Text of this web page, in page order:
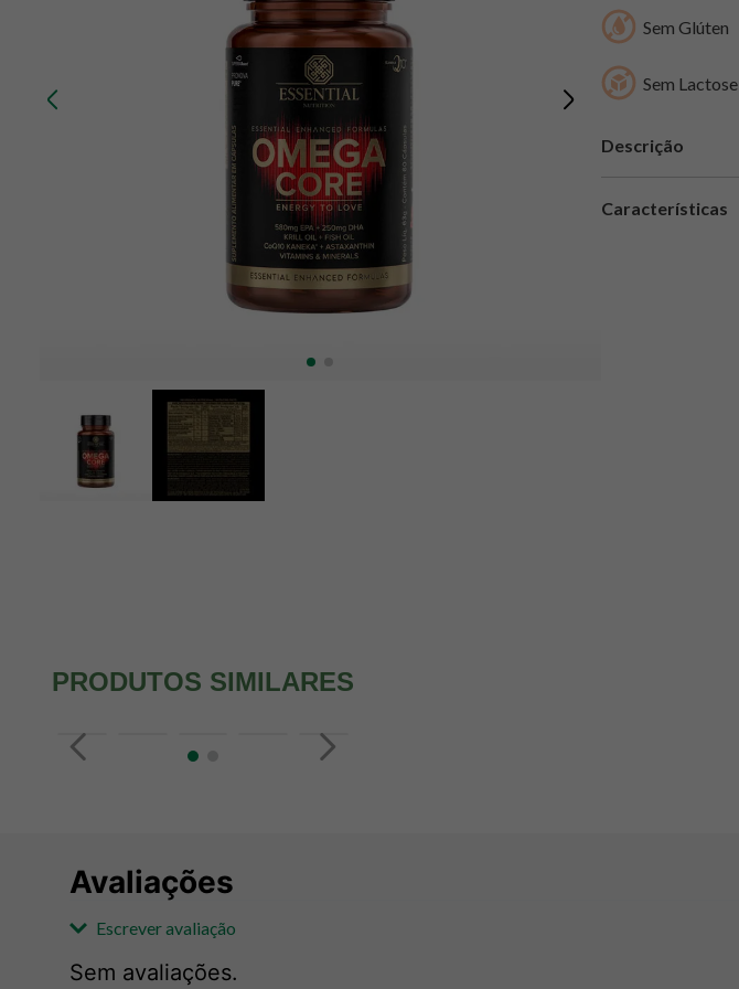
Sem Glúten
Sem Lactose
Descrição
Características
PRODUTOS SIMILARES
Avaliações
Escrever avaliação
Sem avaliações.
creatina mundo verde